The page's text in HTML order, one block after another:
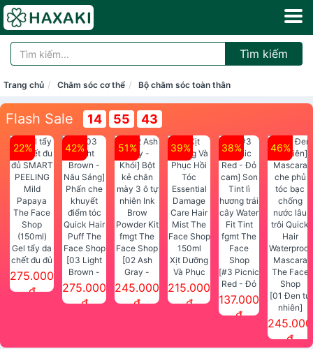
Tìm kiếm
Trang chủ Chăm sóc cơ thể Bộ chăm sóc toàn thân
Flash Sale 14 55 42
22%
Gel tẩy da
chết đu đủ
SMART
PEELING
275.000
đ
42%
[03 Light
Brown -
Nâu Sáng]
Phấn che
275.000
đ
51%
[02 Ash
Gray -
Khói] Bột
kẻ chân
245.000
đ
39%
Xịt Dưỡng
Và Phục
Hồi Tóc
Essential
215.000
đ
38%
[#3 Picnic
Red - Đỏ
cam] Son
137.000
đ
46%
[01 Đen tự
nhiên]
Mascara
che phủ
245.000
đ